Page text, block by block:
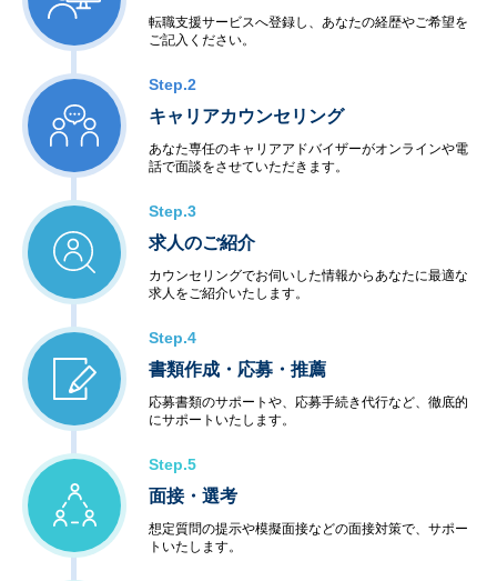
転職支援サービスへ登録し、あなたの経歴やご希望を
ご記入ください。
Step.2
キャリアカウンセリング
あなた専任のキャリアアドバイザーがオンラインや電
話で面談をさせていただきます。
Step.3
求人のご紹介
カウンセリングでお伺いした情報からあなたに最適な
求人をご紹介いたします。
Step.4
書類作成・応募・推薦
応募書類のサポートや、応募手続き代行など、徹底的
にサポートいたします。
Step.5
面接・選考
想定質問の提示や模擬面接などの面接対策で、サポー
トいたします。